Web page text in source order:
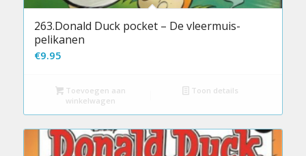
263.Donald Duck pocket – De vleermuis-
pelikanen
€9.95
Toevoegen aan
winkelwagen
Toon details